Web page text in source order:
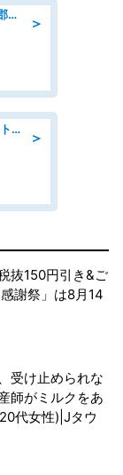
＞
介護職・ヘルパー/デイサービス/額田郡幸田町/JR東海道本線 幸田/愛知県
＞
ホールスタッフ/「未経験者さん&バイトデビューも大歓迎」残業ほぼなし×1日3時間〜勤務OK!フォロー体制も充実/広島県/広島市南区
抜150円引き&ご
謝祭」は8月14
受け止められな
師がミルクをあ
代女性)|Jタウ